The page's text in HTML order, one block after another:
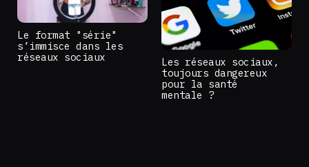
Le format "série"
s’immisce dans les
réseaux sociaux
Les réseaux sociaux,
toujours dangereux
pour la santé
mentale ?